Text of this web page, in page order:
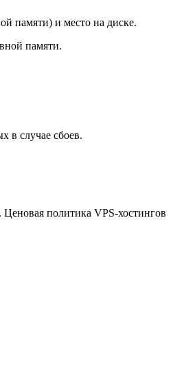
памяти) и место на диске.
памяти.
в случае сбоев.
политика VPS-хостингов